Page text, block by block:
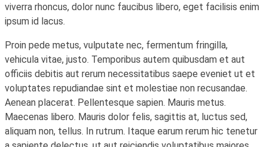
viverra rhoncus, dolor nunc faucibus libero, eget facilisis enim
ipsum id lacus.
Proin pede metus, vulputate nec, fermentum fringilla,
vehicula vitae, justo. Temporibus autem quibusdam et aut
officiis debitis aut rerum necessitatibus saepe eveniet ut et
voluptates repudiandae sint et molestiae non recusandae.
Aenean placerat. Pellentesque sapien. Mauris metus.
Maecenas libero. Mauris dolor felis, sagittis at, luctus sed,
aliquam non, tellus. In rutrum. Itaque earum rerum hic tenetur